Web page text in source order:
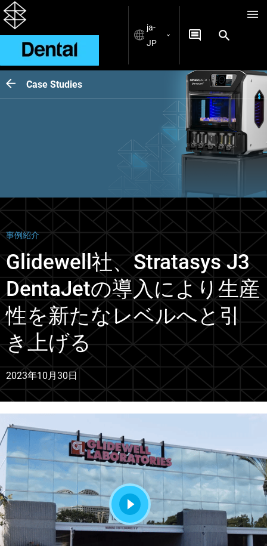
ja-
JP
Case Studies
事例紹介
Glidewell社、Stratasys J3
DentaJetの導入により生産
性を新たなレベルへと引
き上げる
2023年10月30日